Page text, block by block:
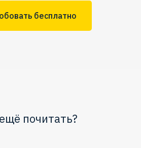
бесплатно
почитать?